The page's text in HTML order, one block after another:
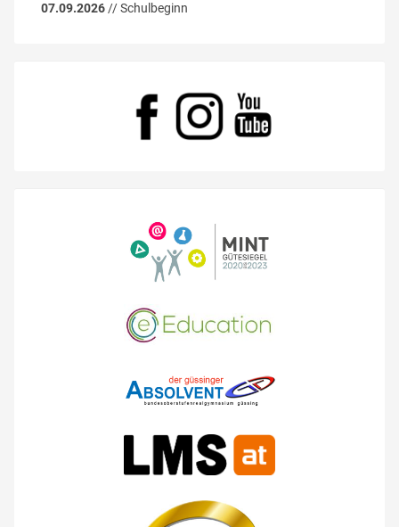
07.09.2026// Schulbeginn